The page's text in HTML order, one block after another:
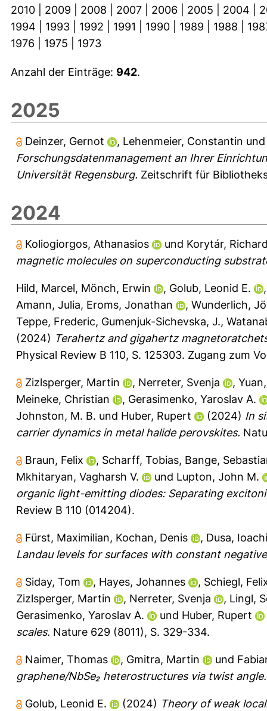
2010
2009 2008 2007 2006 2005 2004
1994
1993 1992 1991 1990 1989 1988
1976
1975 1973
Anzahl der Einträge: 942.
2025
Deinzer, Gernot , Lehenmeier, Constantin
Forschungsdatenmanagement an Ihrer
Universität Regensburg. Zeitschrift für
2024
Koliogiorgos, Athanasios und Korytár,
magnetic molecules on superconducting
Hild, Marcel, Mönch, Erwin , Golub, Leonid E.
Amann, Julia, Eroms, Jonathan , Wunderlich,
Teppe, Frederic, Gumenjuk-Sichevska, J.,
(2024) Terahertz and gigahertz
Physical Review B 110, S. 125303. Zugang zum
Zizlsperger, Martin , Nerreter, Svenja ,
Meineke, Christian
, Gerasimenko, Yaroslav A.
Johnston, M. B. und Huber, Rupert (2024) In
carrier dynamics in metal halide perovskites.
Braun, Felix , Scharff, Tobias, Bange,
Mkhitaryan, Vagharsh V.
und Lupton, John M.
organic light-emitting diodes: Separating
Review B 110 (014204).
Fürst, Maximilian, Kochan, Denis , Dusa,
Landau levels for surfaces with constant
Siday, Tom , Hayes, Johannes , Schiegl,
Zizlsperger, Martin
, Nerreter, Svenja , Lingl,
Gerasimenko, Yaroslav A.
und Huber, Rupert
scales. Nature 629 (8011), S. 329-334.
Naimer, Thomas , Gmitra, Martin und
graphene/NbSe₂ heterostructures via twist angle.
Golub, Leonid E. (2024) Theory of weak